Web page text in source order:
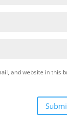
and website in this